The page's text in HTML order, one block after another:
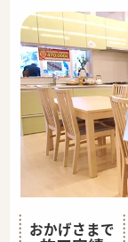
おかげさまで